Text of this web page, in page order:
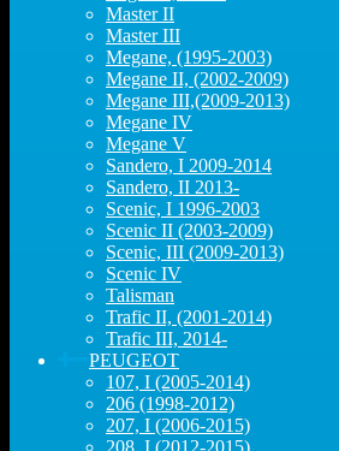
Master II
Master III
Megane, (1995-2003)
Megane II, (2002-2009)
Megane III,(2009-2013)
Megane IV
Megane V
Sandero, I 2009-2014
Sandero, II 2013-
Scenic, I 1996-2003
Scenic II (2003-2009)
Scenic, III (2009-2013)
Scenic IV
Talisman
Trafic II, (2001-2014)
Trafic III, 2014-
PEUGEOT
107, I (2005-2014)
206 (1998-2012)
207, I (2006-2015)
208, I (2012-2015)